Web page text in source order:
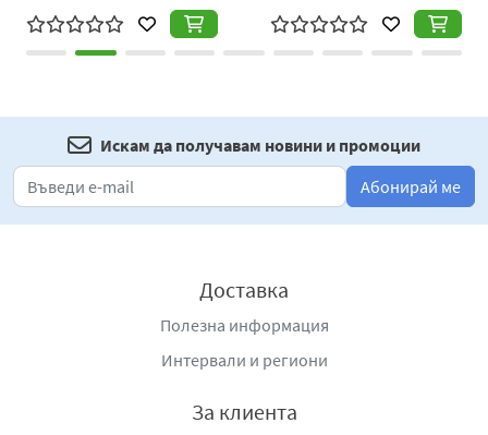
Искам да получавам новини и промоции
Абонирай ме
Доставка
Полезна информация
Интервали и региони
За клиента